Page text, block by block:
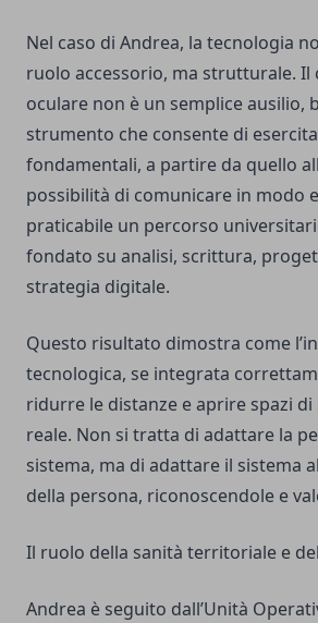
Nel caso di Andrea, la tecnologia
ruolo accessorio, ma strutturale. Il
oculare non è un semplice ausilio,
strumento che consente di
fondamentali, a partire da quello
possibilità di comunicare in modo
praticabile un percorso
fondato su analisi, scrittura,
strategia digitale.
Questo risultato dimostra come
tecnologica, se integrata
ridurre le distanze e aprire spazi
reale. Non si tratta di adattare la
sistema, ma di adattare il sistema
della persona, riconoscendole e
Il ruolo della sanità territoriale e
Andrea è seguito dall’Unità